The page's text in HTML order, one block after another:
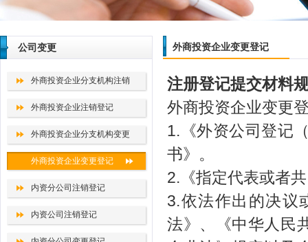
公司变更
外商投资企业分支机构注销
外商投资企业注销登记
外商投资企业分支机构变更
外商投资企业变更登记
内资分公司注销登记
内资公司注销登记
外商投资企业变更登记
注册登记提交材料
外商投资企业变更
1.《外资公司登记
书》。
2.《指定代表或者
3.依法作出的决议
法》、《中华人民